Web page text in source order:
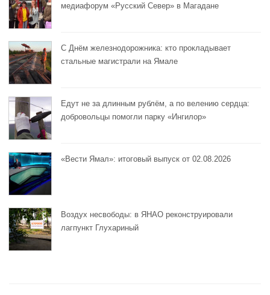
медиафорум «Русский Север» в Магадане
С Днём железнодорожника: кто прокладывает
стальные магистрали на Ямале
Едут не за длинным рублём, а по велению сердца:
добровольцы помогли парку «Ингилор»
«Вести Ямал»: итоговый выпуск от 02.08.2026
Воздух несвободы: в ЯНАО реконструировали
лагпункт Глухариный